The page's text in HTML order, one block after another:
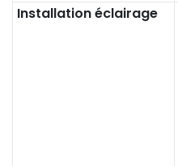
Installation éclairage